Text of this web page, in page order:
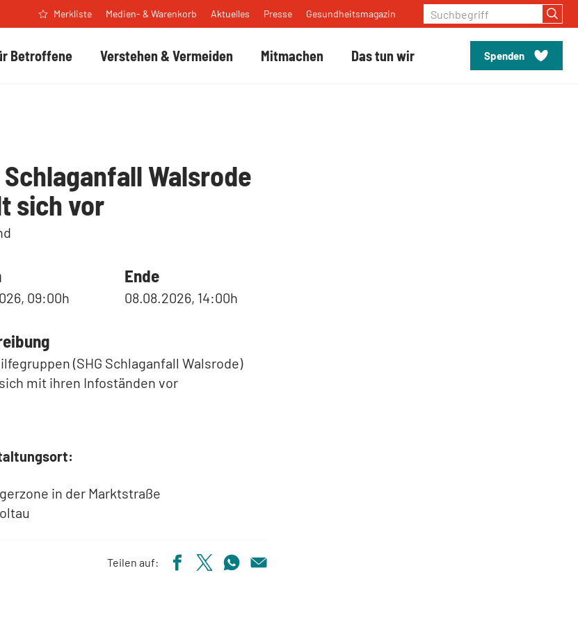
Betroffene Verstehen & Vermeiden Mitmachen Das tun wir Spenden
Merkliste Medien- & Warenkorb Aktuelles Presse Gesundheitsmagazin Suchbegriff
Schlaganfall Walsrode
sich vor
09:00h
Ende
08.08.2026, 14:00h
(SHG Schlaganfall Walsrode)
mit ihren Infoständen vor
in der Marktstraße
Teilen auf: